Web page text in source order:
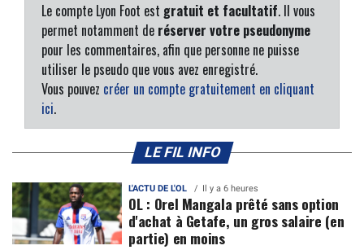
Le compte Lyon Foot est gratuit et facultatif. Il vous
permet notamment de réserver votre pseudonyme
pour les commentaires, afin que personne ne puisse
utiliser le pseudo que vous avez enregistré.
Vous pouvez créer un compte gratuitement en cliquant
ici.
LE FIL INFO
L'ACTU DE L'OL Il y a 6 heures
OL : Orel Mangala prêté sans option
d'achat à Getafe, un gros salaire (en
partie) en moins